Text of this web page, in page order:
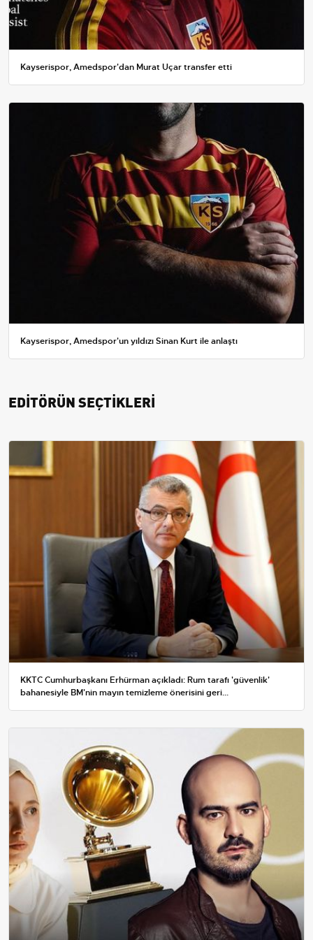
Kayserispor, Amedspor'dan Murat Uçar transfer etti
Kayserispor, Amedspor'un yıldızı Sinan Kurt ile anlaştı
EDİTÖRÜN SEÇTİKLERİ
KKTC Cumhurbaşkanı Erhürman açıkladı: Rum tarafı 'güvenlik'
bahanesiyle BM'nin mayın temizleme önerisini geri...